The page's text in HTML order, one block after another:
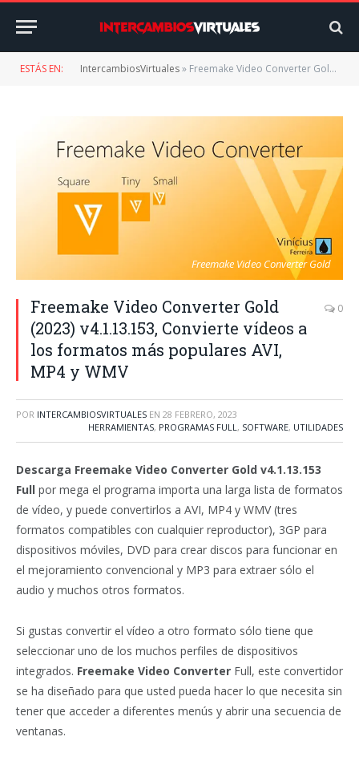
ESTÁS EN: IntercambiosVirtuales» Freemake Video Converter Gold (2023) v4.1.13.153, Convierte vídeos a los formatos más populares AVI, MP4 y WMV
Freemake Video Converter Gold
Freemake Video Converter Gold
(2023) v4.1.13.153, Convierte vídeos a
los formatos más populares AVI,
MP4 y WMV
0
POR INTERCAMBIOSVIRTUALES EN 28 FEBRERO, 2023
HERRAMIENTAS, PROGRAMAS FULL, SOFTWARE, UTILIDADES
Descarga Freemake Video Converter Gold v4.1.13.153
Full por mega el programa importa una larga lista de formatos
de vídeo, y puede convertirlos a AVI, MP4 y WMV (tres
formatos compatibles con cualquier reproductor), 3GP para
dispositivos móviles, DVD para crear discos para funcionar en
el mejoramiento convencional y MP3 para extraer sólo el
audio y muchos otros formatos.
Si gustas convertir el vídeo a otro formato sólo tiene que
seleccionar uno de los muchos perfiles de dispositivos
integrados. Freemake Video Converter Full, este convertidor
se ha diseñado para que usted pueda hacer lo que necesita sin
tener que acceder a diferentes menús y abrir una secuencia de
ventanas.